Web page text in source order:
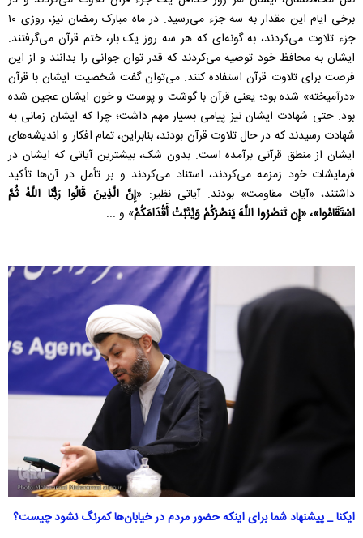
برخی ایام این مقدار به سه جزء می‌رسید. در ماه مبارک رمضان نیز، روزی ۱۰
جزء تلاوت می‌کردند، به گونه‌ای که هر سه روز یک بار، ختم قرآن می‌گرفتند.
ایشان به محافظ خود توصیه می‌کردند که قدر توان جوانی را بدانند و از این
فرصت برای تلاوت قرآن استفاده کنند. می‌توان گفت شخصیت ایشان با قرآن
«درآمیخته» شده بود؛ یعنی قرآن با گوشت و پوست و خون ایشان عجین شده
بود. حتی شهادت ایشان نیز پیامی بسیار مهم داشت؛ چرا که ایشان زمانی به
شهادت رسیدند که در حال تلاوت قرآن بودند، بنابراین، تمام افکار و اندیشه‌های
ایشان از منطق قرآنی برآمده است. بدون شک، بیشترین آیاتی که ایشان در
فرمایشات خود زمزمه می‌کردند، استناد می‌کردند و بر تأمل در آن‌ها تأکید
داشتند، «آیات مقاومت» بودند. آیاتی نظیر: «إِنَّ الَّذِينَ قَالُوا رَبُّنَا اللَّهُ ثُمَّ
اسْتَقَامُوا»، «إِن تَنصُرُوا اللَّهَ يَنصُرْكُمْ وَيُثَبِّتْ أَقْدَامَكُمْ» و ...
ایکنا _ پیشنهاد شما برای اینکه حضور مردم در خیابان‌ها کمرنگ نشود چیست؟